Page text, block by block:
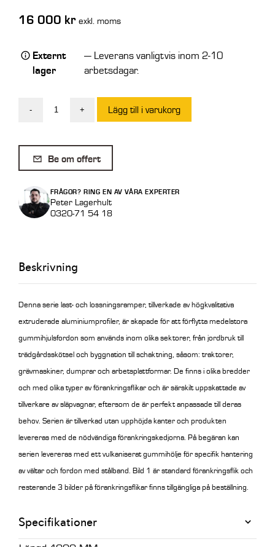
16 000 kr exkl. moms
Externt
lager
— Leverans vanligtvis inom 2-10
arbetsdagar.
-
Aluminiumramp
ton/par
4
Std
utan
mängd
+ Lägg till i varukorg
Be om offert
FRÅGOR? RING EN AV VÅRA EXPERTER
Peter Lagerhult
0320-71 54 18
Beskrivning
Denna serie last- och lossningsramper, tillverkade av högkvalitativa
extruderade aluminiumprofiler, är skapade för att förflytta medelstora
gummihjulsfordon som används inom olika sektorer, från jordbruk till
trädgårdsskötsel och byggnation till schaktning, såsom: traktorer,
grävmaskiner, dumprar och arbetsplattformar. De finns i olika bredder
och med olika typer av förankringsflikar och är särskilt uppskattade av
tillverkare av släpvagnar, eftersom de är perfekt anpassade till deras
behov. Serien är tillverkad utan upphöjda kanter och produkten
levereras med de nödvändiga förankringskedjorna. På begäran kan
serien levereras med ett vulkaniserat gummihölje för specifik hantering
av vältar och fordon med stålband. Bild 1 är standard förankringsflik och
resterande 3 bilder på förankringsflikar finns tillgängliga på beställning.
Specifikationer